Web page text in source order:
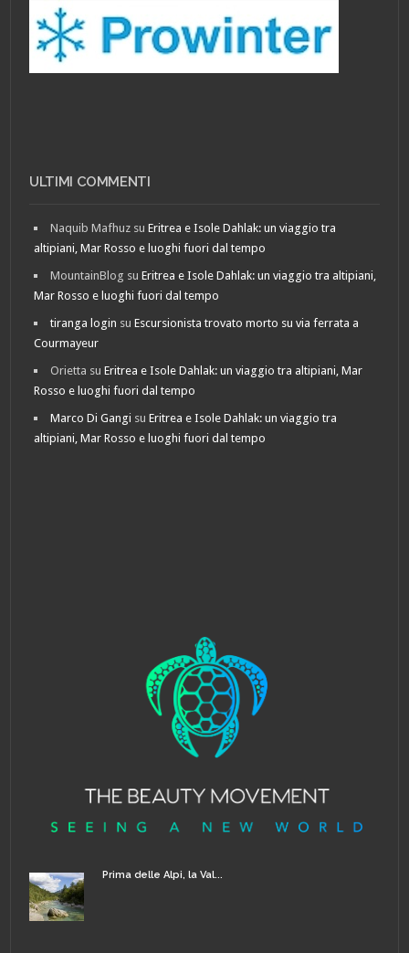
ULTIMI COMMENTI
Naquib Mafhuz suEritrea e Isole Dahlak: un viaggio tra
altipiani, Mar Rosso e luoghi fuori dal tempo
MountainBlog suEritrea e Isole Dahlak: un viaggio tra altipiani,
Mar Rosso e luoghi fuori dal tempo
tiranga login suEscursionista trovato morto su via ferrata a
Courmayeur
Orietta suEritrea e Isole Dahlak: un viaggio tra altipiani, Mar
Rosso e luoghi fuori dal tempo
Marco Di Gangi suEritrea e Isole Dahlak: un viaggio tra
altipiani, Mar Rosso e luoghi fuori dal tempo
Prima delle Alpi, la Val...